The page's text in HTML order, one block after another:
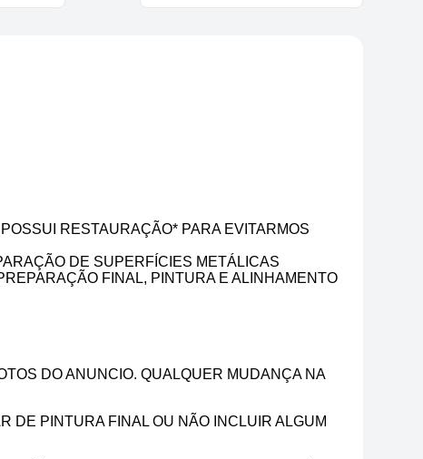
RESTAURAÇÃO* PARA EVITARMOS
DE SUPERFÍCIES METÁLICAS
FINAL, PINTURA E ALINHAMENTO
DO ANUNCIO. QUALQUER MUDANÇA NA
DE PINTURA FINAL OU NÃO INCLUIR ALGUM